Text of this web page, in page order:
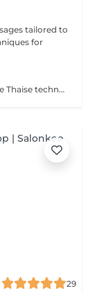
tailored to
for
Deze vorm van massage combineert klassieke Thaise technieken met Deep Tissue massage. Er wordt gewerkt met trigger points, bindweefsel technieken, meridianen, acupressuur en diepe strekkingen. Doel van de behandeling is het oplossen van spanningen. De bloedsomloop wordt bevorderd en verhardingen (spierknopen) smelten. De acupressuur punten laten vervelende klachten als hoofdpijn, rugpijn, nekpijn en schouderpijn oplossen. Maar ook vermoeide benen en slapeloosheid verdwijnen of worden minder. Er worden ook specifieke klachten als een muisarm of tennisarm behandeld.
29